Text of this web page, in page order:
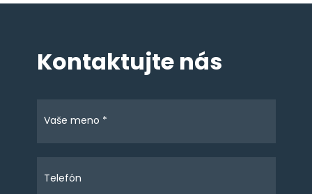
Kontaktujte nás
Vaše meno *
Telefón